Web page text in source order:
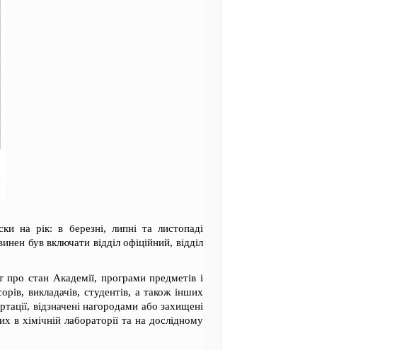
на рік: в березні, липні та листопаді
був включати відділ офіційний, відділ
про стан Академії, програми предметів і
викладачів, студентів, а також інших
відзначені нагородами або захищені
в хімічній лабораторії та на дослідному